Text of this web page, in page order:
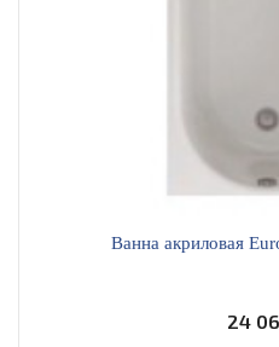
Ванна акриловая
24